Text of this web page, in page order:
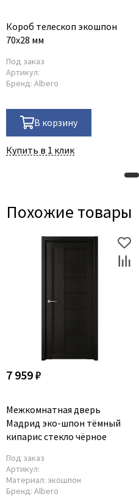
Короб телескоп экошпон
70x28 мм
Под заказ
Артикул:
Бренд: Albero
В корзину
Купить в 1 клик
Похожие товары
7 959 ₽
Межкомнатная дверь
Мадрид эко-шпон тёмный
кипарис стекло чёрное
Под заказ
Артикул:
Материал: экошпон
Бренд: Albero